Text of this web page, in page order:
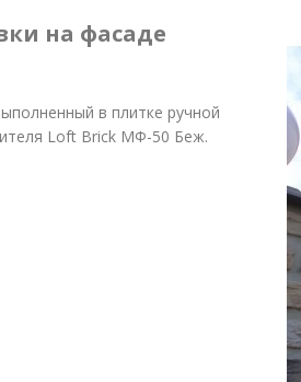
на фасаде
в плитке ручной
Loft Brick МФ-50 Беж.